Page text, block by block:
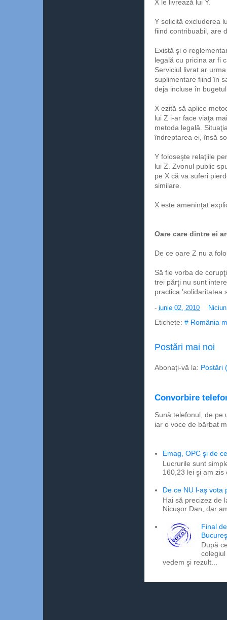
X le livrează lui Y.
Y solicită excluderea
fiind contribuabil, are
Există şi o
legală cu pricina ar fi
Serviciul livrat ar
suplimentare fiind în
deja incluse în
X ezită să aplice
lui Z i-ar face viaţa
metoda legală.
îndreptarea ei, însă
Y foloseşte relaţiile
lui Z. Zvonul public
pe X că va suferi
similare.
X este ameninţat
Oare care dintre ei
De ce oare Z nu a
Să fie vorba de
trei părţi nu sunt
practica 'solidaritatea
- iunie 02, 2010
Etichete: # România
Postări mai noi
Abonați-vă la: Postări
Convorbire
Sună telefonul, de pe
iar o voce de bărbat
Emag, OPC şi de
Lucrurile sunt
160,23 lei şi am
De ce NU l-aş vota
Hai să precizez de
Nicuşor Dan, dar
Final
După
vedem şi rezult...